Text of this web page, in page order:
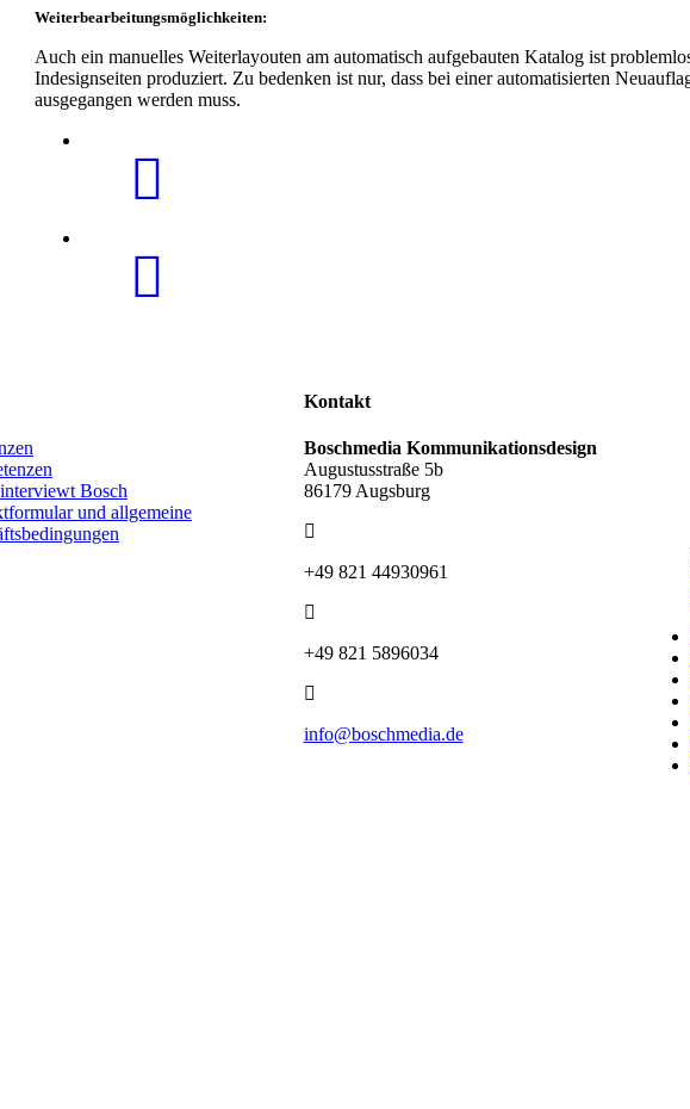
Weiterbearbeitungsmöglichkeiten:
Auch ein manuelles Weiterlayouten am automatisch aufgebauten Katalog ist
Indesignseiten produziert. Zu bedenken ist nur, dass bei einer automatisierten
ausgegangen werden muss.
Bosch
und allgemeine
Kontakt
Boschmedia Kommunikationsdesign
Augustusstraße 5b
86179 Augsburg
+49 821 44930961
+49 821 5896034
info@boschmedia.de